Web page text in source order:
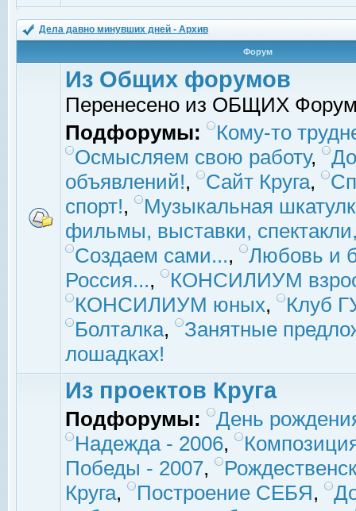
Дела давно минувших дней - Архив
Форум
Из Общих форумов
Перенесено из ОБЩИХ
Подфорумы:
Кому-то
Осмысляем свою работу,
объявлений!, Сайт Круга,
спорт!,
Музыкальная
фильмы, выставки,
Создаем сами...,
Любовь и
Россия...,
КОНСИЛИУМ
КОНСИЛИУМ юных,
Клуб
Болталка,
Занятные
лошадках!
Из проектов Круга
Подфорумы:
День
Надежда - 2006,
Победы - 2007,
Круга, Построение СЕБЯ,